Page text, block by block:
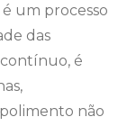
um processo
das
contínuo, é
não